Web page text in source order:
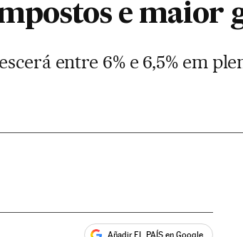
e maior
entre 6% e 6,5% em
Añadir EL PAÍS en Google